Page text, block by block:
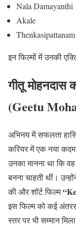
Nala Damayanthi
Akale
Thenkasipattanam
इन फिल्मों में उनकी
गीतू मोहनदास
(Geetu
अभिनय में सफलता
करियर में एक नया कदम
उनका मानना था कि
बनना चाहती थीं।
की और शॉर्ट फिल्म
इस फिल्म को कई
स्तर पर भी सम्मान